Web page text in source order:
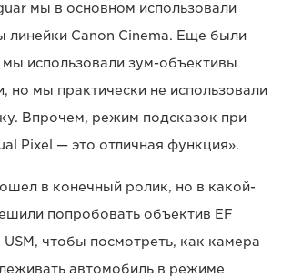
мы в основном использовали
линейки Canon Cinema. Еще были
использовали зум-объективы
но мы практически не использовали
Впрочем, режим подсказок при
Pixel — это отличная функция».
в конечный ролик, но в какой-
попробовать объектив EF
чтобы посмотреть, как камера
автомобиль в режиме